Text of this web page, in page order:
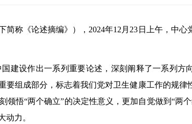
称《论述摘编》），2024年12月23日上午，中心
建设作出一系列重要论述，深刻阐释了一系列方
组成部分，标志着我们党对卫生健康工作的规律
悟“两个确立”的决定性意义，更加自觉做到“两
动力。